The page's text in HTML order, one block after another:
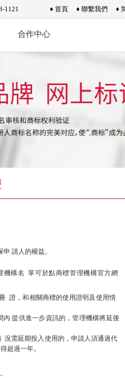
1121 ♦ 首頁 ♦ 聯繫我們 ♦
合作中心
申 請人的權益。
機構名
單可於點商標管理機構官方網
證，和相關商標的使用證明及使用情
內 提供進一步資訊的，管理機構將延後
況需延期投入使用的，申請人須通過代
超過一年。